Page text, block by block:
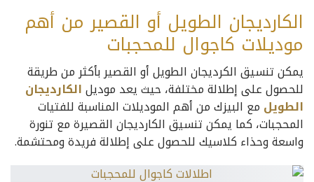
الكارديجان الطويل أو القصير من أهم
موديلات كاجوال للمحجبات
يمكن تنسيق الكرديجان الطويل أو القصير بأكثر من طريقة
للحصول على إطلالة مختلفة، حيث يعد موديلالكارديجان
الطويل مع البيزك من أهم الموديلات المناسبة للفتيات
المحجبات، كما يمكن تنسيق الكارديجان القصيرة مع تنورة
واسعة وحذاء كلاسيك للحصول على إطلالة فريدة ومحتشمة.